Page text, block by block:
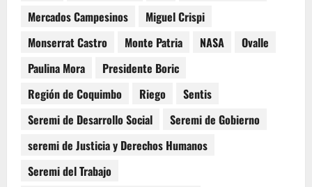
Mercados Campesinos
Miguel Crispi
Monserrat Castro
Monte Patria NASA
Ovalle
Paulina Mora
Presidente Boric
Región de Coquimbo
Riego
Sentis
Seremi de Desarrollo Social
Seremi de Gobierno
seremi de Justicia y Derechos Humanos
Seremi del Trabajo